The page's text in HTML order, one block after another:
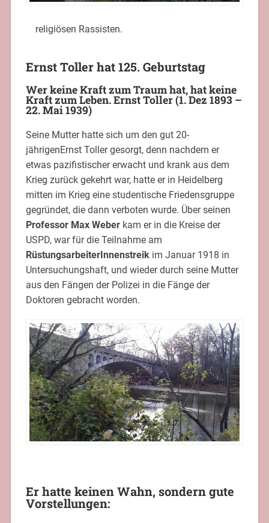
religiösen Rassisten.
Ernst Toller hat 125. Geburtstag
Wer keine Kraft zum Traum hat, hat keine
Kraft zum Leben.Ernst Toller(1. Dez 1893 –
22. Mai 1939)
Seine Mutter hatte sich um den gut 20-
jährigenErnst Toller gesorgt, denn nachdem er
etwas pazifistischer erwacht und krank aus dem
Krieg zurück gekehrt war, hatte er in Heidelberg
mitten im Krieg eine studentische Friedensgruppe
gegründet, die dann verboten wurde. Über seinen
Professor Max Weberkam er in die Kreise der
USPD, war für die Teilnahme am
RüstungsarbeiterInnenstreik im Januar 1918 in
Untersuchungshaft, und wieder durch seine Mutter
aus den Fängen der Polizei in die Fänge der
Doktoren gebracht worden.
Er hatte keinen Wahn, sondern gute
Vorstellungen: